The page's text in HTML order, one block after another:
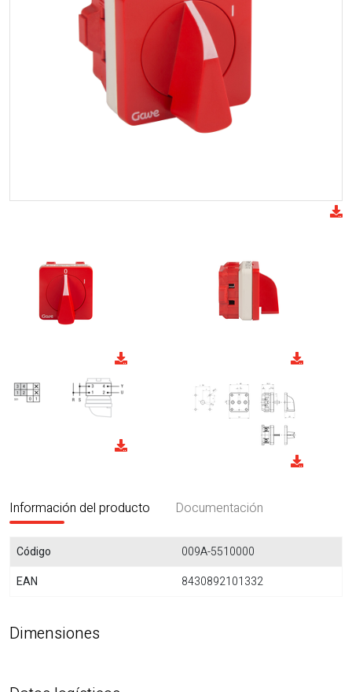
Información del producto Documentación
Código
009A-5510000
EAN
8430892101332
Dimensiones